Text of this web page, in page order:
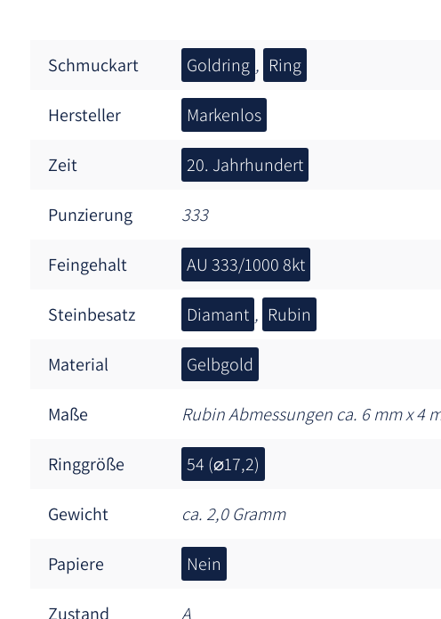
Schmuckart Goldring , Ring
Hersteller Markenlos
Zeit 20. Jahrhundert
Punzierung 333
Feingehalt AU 333/1000 8kt
Steinbesatz Diamant , Rubin
Material Gelbgold
Maße Rubin Abmessungen ca. 6 mm x 4
Ringgröße 54 (⌀17,2)
Gewicht ca. 2,0 Gramm
Papiere Nein
Zustand A